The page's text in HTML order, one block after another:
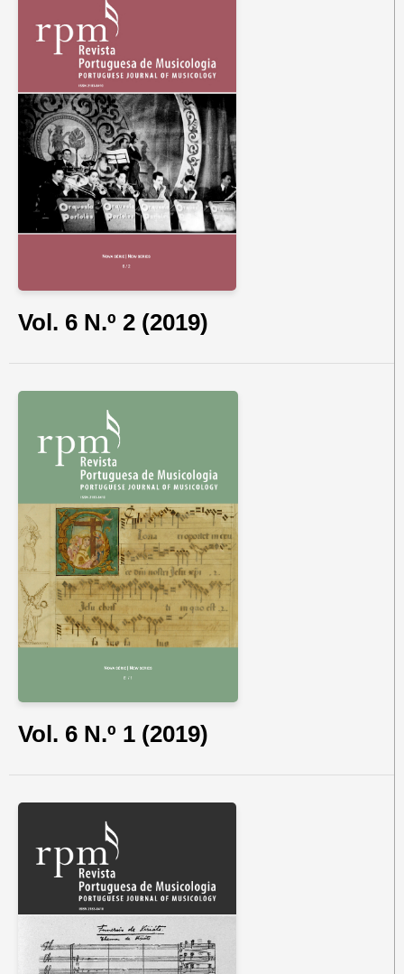
Vol. 6 N.º 2 (2019)
Vol. 6 N.º 1 (2019)